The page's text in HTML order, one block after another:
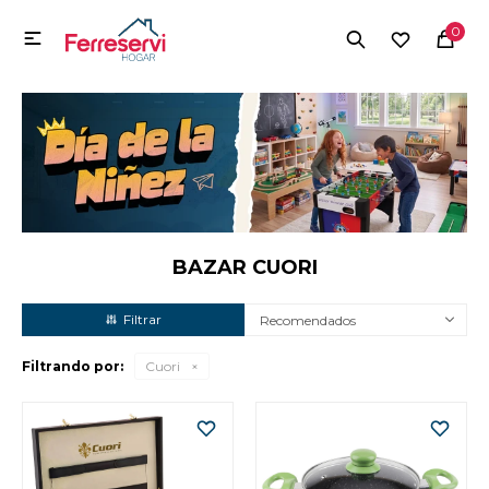
0

BAZAR CUORI
Recomendados
Filtrando por: Cuori
MI CUENTA
Menú Herramientas y Construcción Electrodomésticos
Herramientas y Construcción
Electrodomésticos
Tecnología